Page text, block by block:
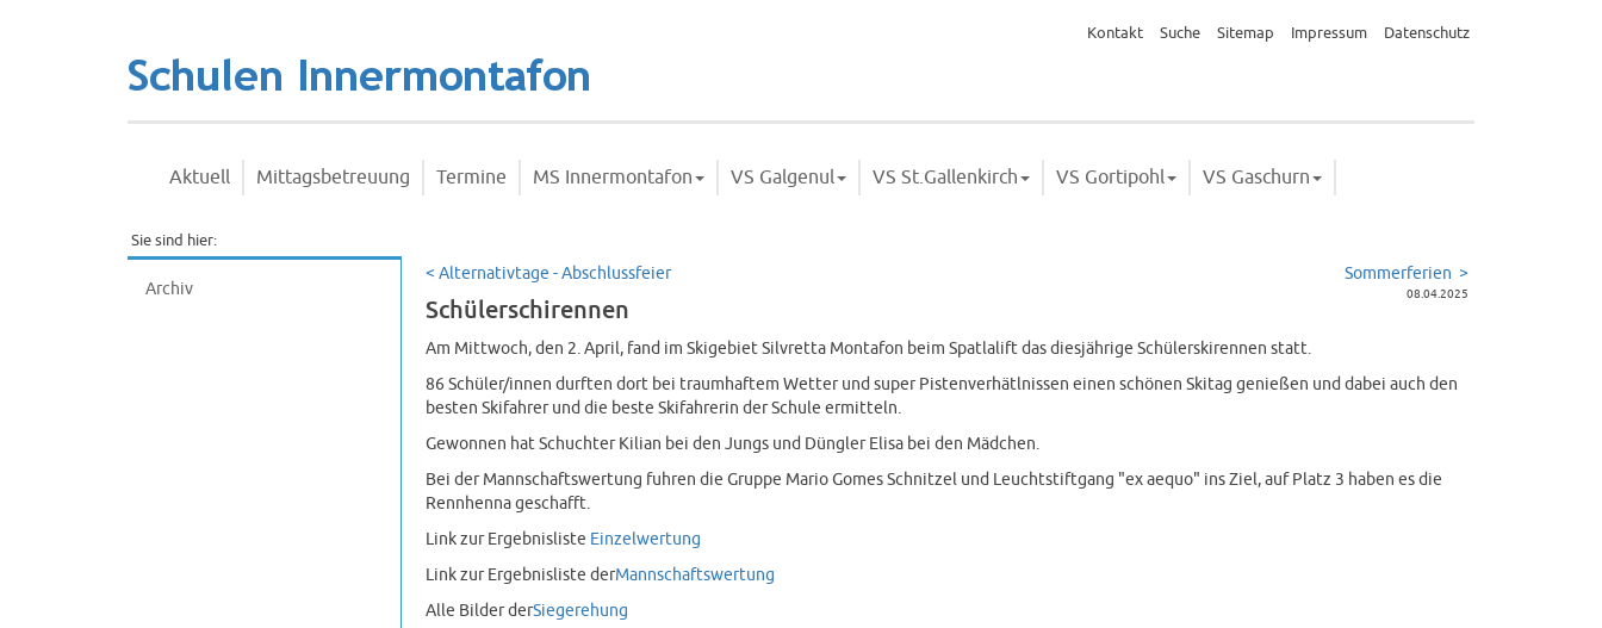
Kontakt Suche Sitemap Impressum Datenschutz
Aktuell Mittagsbetreuung Termine MS Innermontafon VS Galgenul VS St.Gallenkirch VS Gortipohl VS Gaschurn
Sie sind hier:
Archiv
Sommerferien >
< Alternativtage - Abschlussfeier
08.04.2025
Schülerschirennen
Am Mittwoch, den 2. April, fand im Skigebiet Silvretta Montafon beim Spatlalift das diesjährige Schülerskirennen statt.
86 Schüler/innen durften dort bei traumhaftem Wetter und super Pistenverhätlnissen einen schönen Skitag genießen und dabei auch den
besten Skifahrer und die beste Skifahrerin der Schule ermitteln.
Gewonnen hat Schuchter Kilian bei den Jungs und Düngler Elisa bei den Mädchen.
Bei der Mannschaftswertung fuhren die Gruppe Mario Gomes Schnitzel und Leuchtstiftgang "ex aequo" ins Ziel, auf Platz 3 haben es die
Rennhenna geschafft.
Link zur Ergebnisliste Einzelwertung
Link zur Ergebnisliste derMannschaftswertung
Alle Bilder derSiegerehung